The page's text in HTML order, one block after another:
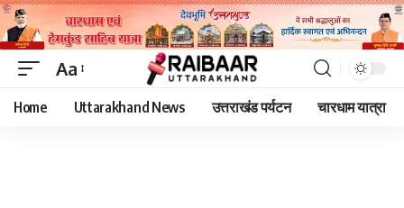
Font
Resizer
Aa
Home Uttarakhand News उत्तराखंड पर्यटन चारधाम यात्रा